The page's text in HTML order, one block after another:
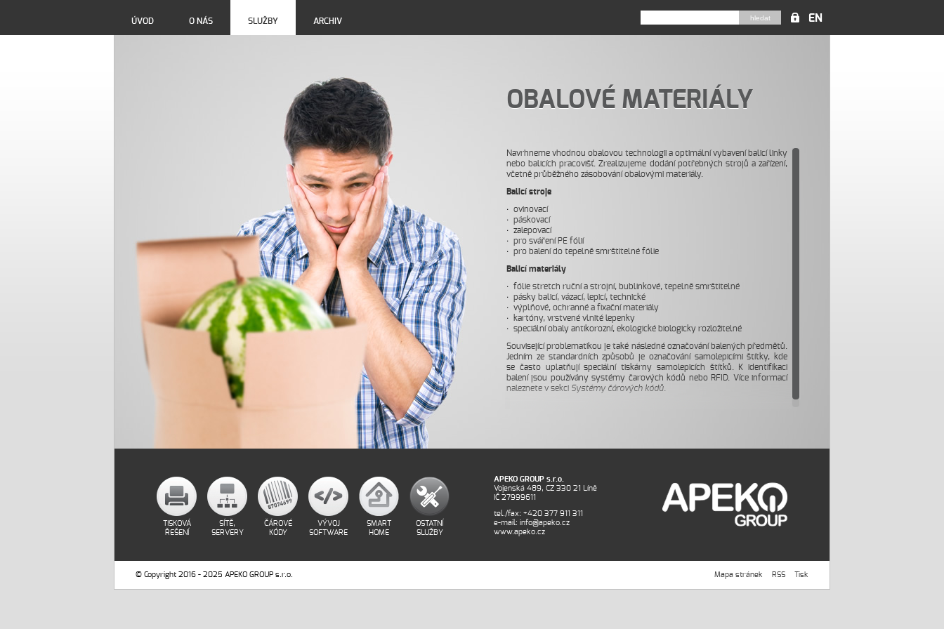
EN
ÚVOD O NÁS SLUŽBY ARCHIV
OBALOVÉ MATERIÁLY
Navrhneme vhodnou obalovou technologii a optimální vybavení balicí linky
nebo balicích pracovišť. Zrealizujeme dodání potřebných strojů a zařízení,
včetně průběžného zásobování obalovými materiály.
Balicí stroje
ovinovací
páskovací
zalepovací
pro sváření PE fólií
pro balení do tepelně smrštitelné fólie
Balicí materiály
fólie stretch ruční a strojní, bublinkové, tepelně smrštitelné
pásky balicí, vázací, lepicí, technické
výplňové, ochranné a fixační materiály
kartóny, vrstvené vlnité lepenky
speciální obaly antikorozní, ekologické biologicky rozložitelné
Související problematikou je také následné označování balených předmětů.
Jedním ze standardních způsobů je označování samolepicími štítky, kde
se často uplatňují speciální tiskárny samolepicích štítků. K identifikaci
balení jsou používány systémy čarových kódů nebo RFID. Více informací
naleznete v sekci Systémy čárových kódů
TISKOVÁ
ŘEŠENÍ
SÍTĚ,
SERVERY
ČÁROVÉ
KÓDY
VÝVOJ
SOFTWARE
SMART
HOME
OSTATNÍ
SLUŽBY
APEKO GROUP s.r.o.
Vojenská 489, CZ 330 21 Líně
IČ 27999611
tel./fax: +420 377 911 311
e-mail: info@apeko.cz
www.apeko.cz
Mapa stránek RSS Tisk
© Copyright 2016 - 2025 APEKO GROUP s.r.o.